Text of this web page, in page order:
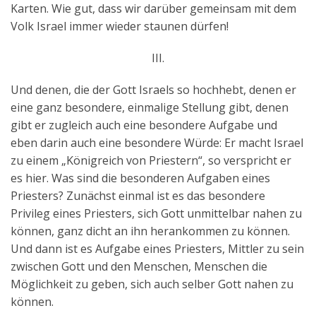
Karten. Wie gut, dass wir darüber gemeinsam mit dem
Volk Israel immer wieder staunen dürfen!
III.
Und denen, die der Gott Israels so hochhebt, denen er
eine ganz besondere, einmalige Stellung gibt, denen
gibt er zugleich auch eine besondere Aufgabe und
eben darin auch eine besondere Würde: Er macht Israel
zu einem „Königreich von Priestern“, so verspricht er
es hier. Was sind die besonderen Aufgaben eines
Priesters? Zunächst einmal ist es das besondere
Privileg eines Priesters, sich Gott unmittelbar nahen zu
können, ganz dicht an ihn herankommen zu können.
Und dann ist es Aufgabe eines Priesters, Mittler zu sein
zwischen Gott und den Menschen, Menschen die
Möglichkeit zu geben, sich auch selber Gott nahen zu
können.